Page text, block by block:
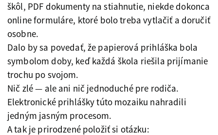
škôl, PDF dokumenty na stiahnutie, niekde dokonca
online formuláre, ktoré bolo treba vytlačiť a doručiť
osobne.
Dalo by sa povedať, že papierová prihláška bola
symbolom doby, keď každá škola riešila prijímanie
trochu po svojom.
Nič zlé — ale ani nič jednoduché pre rodiča.
Elektronické prihlášky túto mozaiku nahradili
jedným jasným procesom.
A tak je prirodzené položiť si otázku: